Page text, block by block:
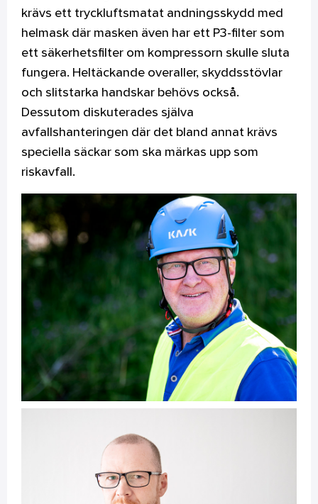
krävs ett tryckluftsmatat andningsskydd med
helmask där masken även har ett P3-filter som
ett säkerhetsfilter om kompressorn skulle sluta
fungera. Heltäckande overaller, skyddsstövlar
och slitstarka handskar behövs också.
Dessutom diskuterades själva
avfallshanteringen där det bland annat krävs
speciella säckar som ska märkas upp som
riskavfall.